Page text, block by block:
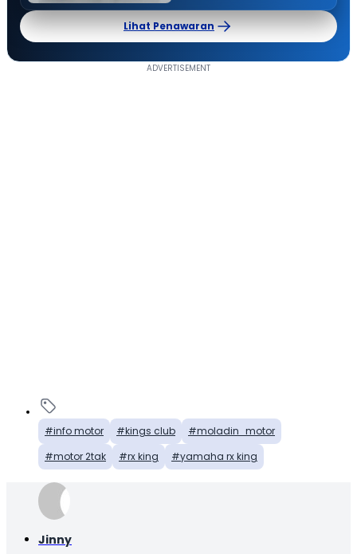
Lihat Penawaran
info motor kings club
moladin_motor
motor 2tak
rx king yamaha rx king
Jinny